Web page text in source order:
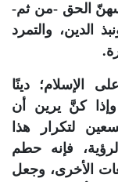
الحق -من ثم-
الدين، والتمرد
الإسلام؛ دينًا
كنَّ يرين أن
لتكرار هذا
فإنه حطم
الأخرى، وجعل